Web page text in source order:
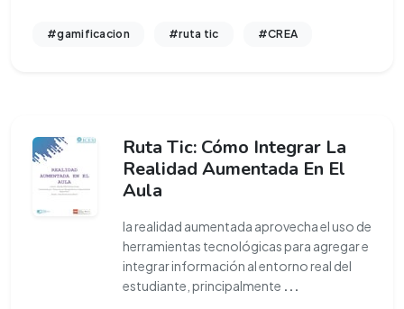
#gamificacion #ruta tic #CREA
Ruta Tic: Cómo Integrar La
Realidad Aumentada En El
Aula
la realidad aumentada aprovecha el uso de
herramientas tecnológicas para agregar e
integrar información al entorno real del
estudiante, principalmente ...